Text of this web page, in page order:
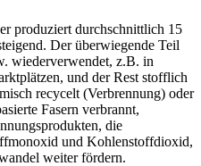
produziert durchschnittlich 15
Der überwiegende Teil
wiederverwendet, z.B. in
und der Rest stofflich
recycelt (Verbrennung) oder
Fasern verbrannt,
die
und Kohlenstoffdioxid,
weiter fördern.